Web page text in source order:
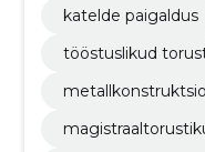
katelde paigaldus
tööstuslikud